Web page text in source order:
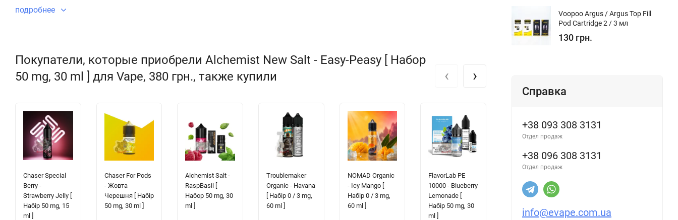
подробнее
Покупатели, которые приобрели Alchemist New Salt - Easy-Peasy [ Набор
50 mg, 30 ml ] для Vape, 380 грн., также купили
Chaser Special
Berry -
Strawberry Jelly [
Набір 50 mg, 15
ml ]
Chaser For Pods
- Жовта
Черешня [ Набір
50 mg, 30 ml ]
Alchemist Salt -
RaspBasil [
Набор 50 mg, 30
ml ]
Troublemaker
Organic - Havana
[ Набір 0 / 3 mg,
60 ml ]
NOMAD Organic
- Icy Mango [
Набір 0 / 3 mg,
60 ml ]
FlavorLab PE
10000 - Blueberry
Lemonade [
Набір 50 mg, 30
ml ]
Ripe Cherry [
Набір 50 mg, 30
‹ ›
Voopoo Argus / Argus Top Fill
Pod Cartridge 2 / 3 мл
130 грн.
Справка
+38 093 308 3131
Отдел продаж
+38 096 308 3131
Отдел продаж
info@evape.com.ua